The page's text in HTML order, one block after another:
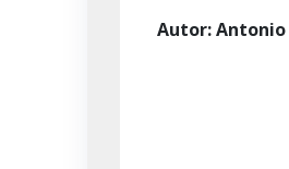
Autor: